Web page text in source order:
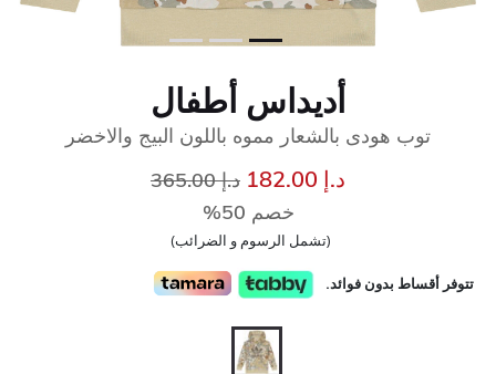
أديداس أطفال
توب هودى بالشعار مموه باللون البيج والاخضر
د.إ 182.00 سعر مخفض مند.إ 365.00
خصم 50%
(تشمل الرسوم و الضرائب)
تتوفر أقساط بدون فوائد.